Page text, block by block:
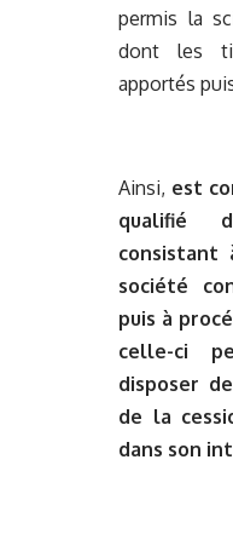
permis la
dont les
apportés
Ainsi, est
qualifié
société
puis à
celle-ci
disposer
de la
dans son